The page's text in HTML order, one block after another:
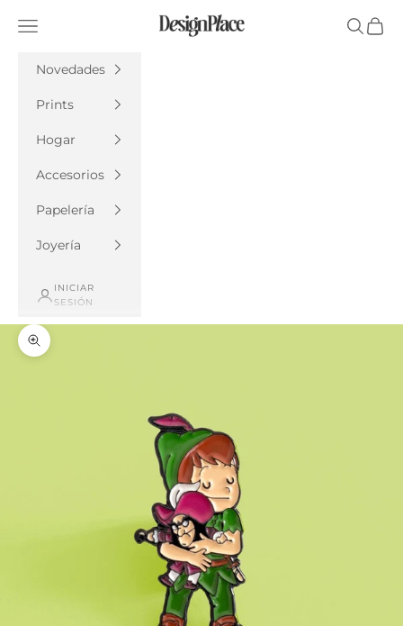
DesignPlace
Menú Buscar
Cesta
Novedades
Prints
Hogar
Accesorios
Papelería
Joyería
INICIAR
SESIÓN
Zoom